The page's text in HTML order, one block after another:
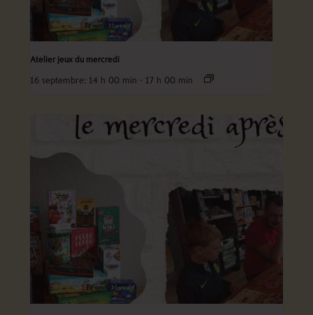
Atelier jeux du mercredi
16 septembre: 14 h 00 min 17 h 00 min